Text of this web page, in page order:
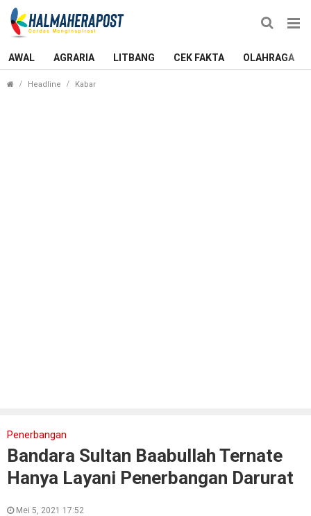
AWAL AGRARIA LITBANG CEK FAKTA OLAHRAGA
Headline Kabar
Penerbangan
Bandara Sultan Baabullah Ternate
Hanya Layani Penerbangan Darurat
Mei 5, 2021 17:52